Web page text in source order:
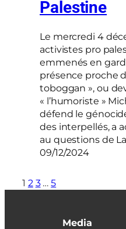
Palestine
Le mercredi 4
activistes pro
emmenés en
présence proche
toboggan », ou
« l’humoriste »
défend le
des interpellés, a
au questions de
09/12/2024
1 2 3 … 5
Media